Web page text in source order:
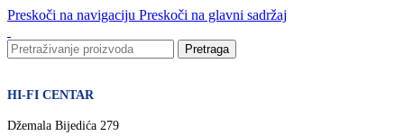
Preskoči na navigaciju Preskoči na glavni sadržaj
Pretraga
HI-FI CENTAR
Džemala Bijedića 279